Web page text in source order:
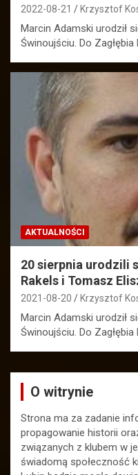
2022-08-21 Krzysztof
Marcin Adamski urodził
Świnoujściu. Do Zagłębia
AKTUALNOŚCI
20 sierpnia urodzili
Rakels i Tomasz
2021-08-20 Krzysztof
Marcin Adamski urodził
Świnoujściu. Do Zagłębia
O witrynie
Strona ma za zadanie
propagowanie historii
związanych z klubem w
świadomą społeczność